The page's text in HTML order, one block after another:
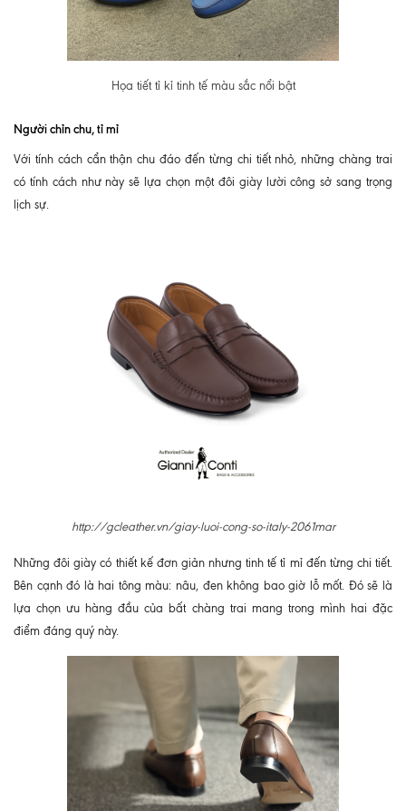
Họa tiết tỉ kỉ tinh tế màu sắc nổi bật
Người chỉn chu, tỉ mỉ
Với tính cách cẩn thận chu đáo đến từng chi tiết nhỏ, những chàng trai
có tính cách như này sẽ lựa chọn một đôi giày lười công sở sang trọng
lịch sự.
http://gcleather.vn/giay-luoi-cong-so-italy-2061mar
Những đôi giày có thiết kế đơn giản nhưng tinh tế tỉ mỉ đến từng chi tiết.
Bên cạnh đó là hai tông màu: nâu, đen không bao giờ lỗ mốt. Đó sẽ là
lựa chọn ưu hàng đầu của bất chàng trai mang trong mình hai đặc
điểm đáng quý này.